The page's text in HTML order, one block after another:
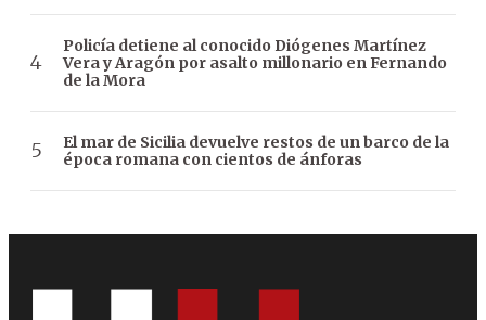
Policía detiene al conocido Diógenes Martínez
Vera y Aragón por asalto millonario en Fernando
de la Mora
El mar de Sicilia devuelve restos de un barco de la
época romana con cientos de ánforas